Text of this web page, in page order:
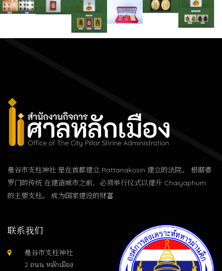
曼谷市支柱神社 是在首都建立 Rattanakosin 建立的法院。 根据婆
罗门的传统 在建造城市之前，必须举行仪式以提升 Chaiyaphum
的主要支柱。 成为国家建设的财富
联系我们
曼谷市支柱神社
2 ถนน หลักเมือง